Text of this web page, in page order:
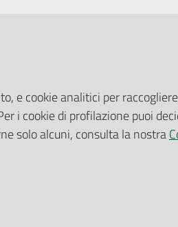
Gare e Appalti
Richiesta Patrocinio
e cookie analitici per raccogliere
i cookie di profilazione puoi
solo alcuni, consulta la nostra